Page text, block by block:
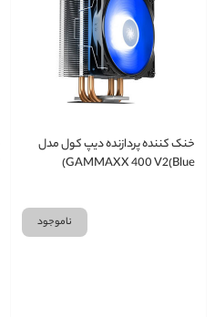
خنک کننده پردازنده دیپ کول مدل
GAMMAXX 400 V2(Blue)
ناموجود